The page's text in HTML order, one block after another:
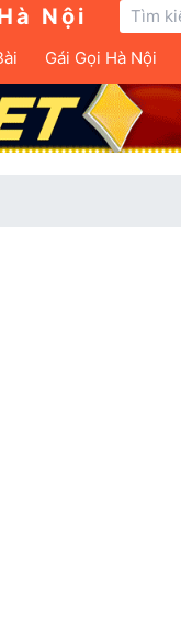
Nội
Gái Gọi Hà Nội